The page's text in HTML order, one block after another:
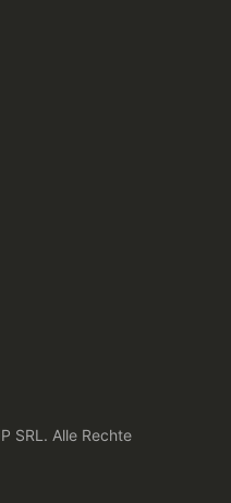
SRL. Alle Rechte